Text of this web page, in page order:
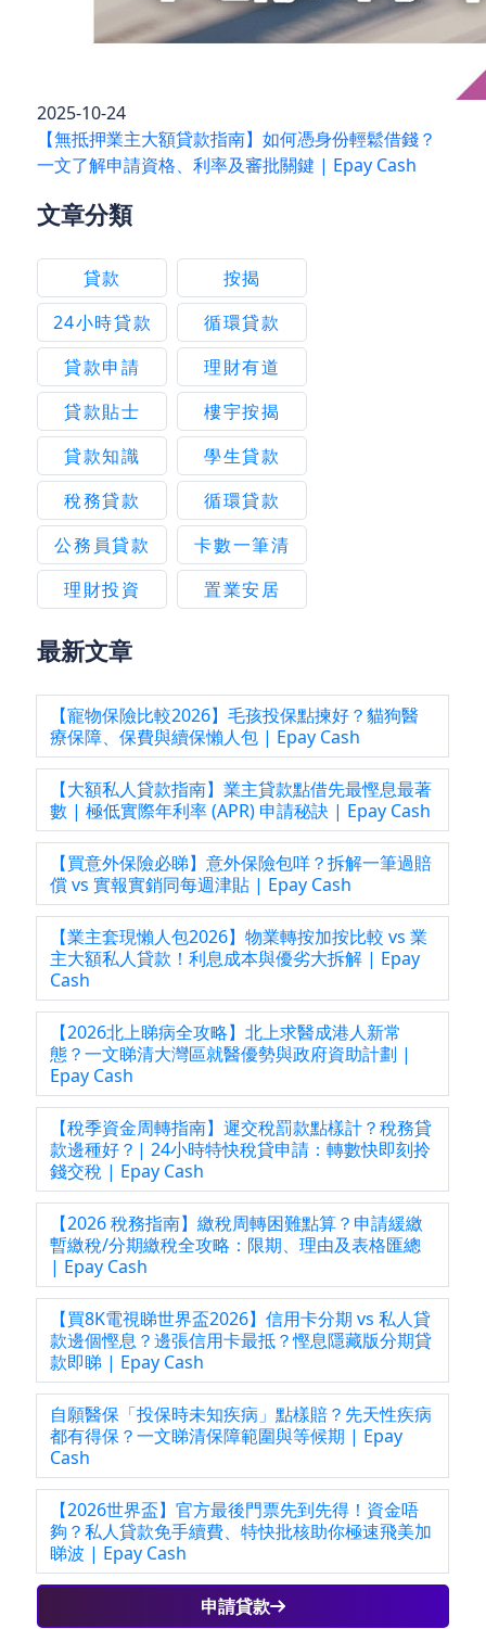
2025-10-24
【無抵押業主大額貸款指南】如何憑身份輕鬆借錢？
一文了解申請資格、利率及審批關鍵 | Epay Cash
文章分類
貸款
按揭
24小時貸款
循環貸款
貸款申請
理財有道
貸款貼士
樓宇按揭
貸款知識
學生貸款
稅務貸款
循環貸款
公務員貸款
卡數一筆清
理財投資
置業安居
最新文章
【寵物保險比較2026】毛孩投保點揀好？貓狗醫
療保障、保費與續保懶人包 | Epay Cash
【大額私人貸款指南】業主貸款點借先最慳息最著
數 | 極低實際年利率 (APR) 申請秘訣 | Epay Cash
【買意外保險必睇】意外保險包咩？拆解一筆過賠
償 vs 實報實銷同每週津貼 | Epay Cash
【業主套現懶人包2026】物業轉按加按比較 vs 業
主大額私人貸款！利息成本與優劣大拆解 | Epay
Cash
【2026北上睇病全攻略】北上求醫成港人新常
態？一文睇清大灣區就醫優勢與政府資助計劃 |
Epay Cash
【稅季資金周轉指南】遲交稅罰款點樣計？稅務貸
款邊種好？| 24小時特快稅貸申請：轉數快即刻拎
錢交稅 | Epay Cash
【2026 稅務指南】繳稅周轉困難點算？申請緩繳
暫繳稅/分期繳稅全攻略：限期、理由及表格匯總
| Epay Cash
【買8K電視睇世界盃2026】信用卡分期 vs 私人貸
款邊個慳息？邊張信用卡最抵？慳息隱藏版分期貸
款即睇 | Epay Cash
自願醫保「投保時未知疾病」點樣賠？先天性疾病
都有得保？一文睇清保障範圍與等候期 | Epay
Cash
【2026世界盃】官方最後門票先到先得！資金唔
夠？私人貸款免手續費、特快批核助你極速飛美加
睇波 | Epay Cash
申請貸款